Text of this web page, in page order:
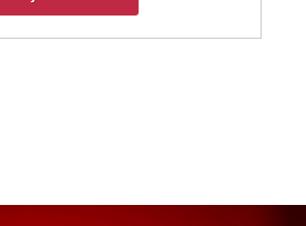
ORÇAMENTO